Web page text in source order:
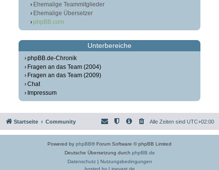
Ehemalige Teammitglieder
Ehemalige Übersetzer
phpBB.com
Unterbereiche
phpBB.de-Chronik
Fragen an das Team (2004)
Fragen an das Team (2009)
Chat
Impressum
Startseite Community Alle Zeiten sind UTC+02:00
Powered by phpBB® Forum Software © phpBB Limited
Deutsche Übersetzung durch phpBB.de
Datenschutz| Nutzungsbedingungen
hosted by Linevast.de